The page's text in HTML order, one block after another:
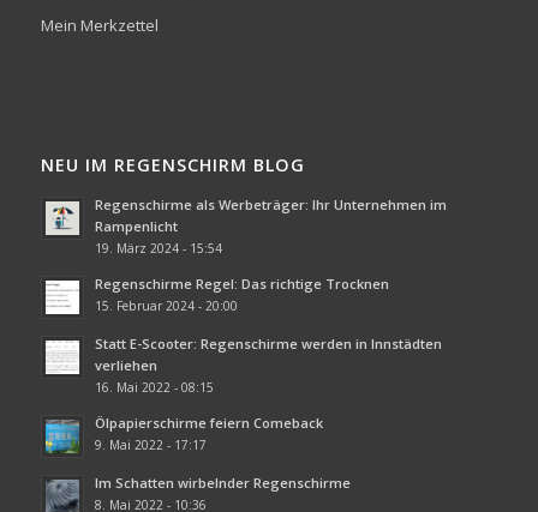
Mein Merkzettel
NEU IM REGENSCHIRM BLOG
Regenschirme als Werbeträger: Ihr Unternehmen im
Rampenlicht
19. März 2024 - 15:54
Regenschirme Regel: Das richtige Trocknen
15. Februar 2024 - 20:00
Statt E-Scooter: Regenschirme werden in Innstädten
verliehen
16. Mai 2022 - 08:15
Ölpapierschirme feiern Comeback
9. Mai 2022 - 17:17
Im Schatten wirbelnder Regenschirme
8. Mai 2022 - 10:36